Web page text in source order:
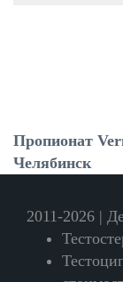
Пропионат
Челябинск
2011-2026 |